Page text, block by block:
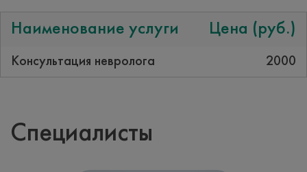
Наименование услуги Цена (руб.)
Консультация невролога 2000
Специалисты